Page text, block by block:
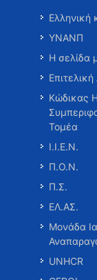
Ελληνική
ΥΝΑΝΠ
Η σελίδα
Κώδικας
Τομέα
Ι.Ι.Ε.Ν.
Π.Ο.Ν.
Π.Σ.
ΕΛ.ΑΣ.
Μονάδα
UNHCR